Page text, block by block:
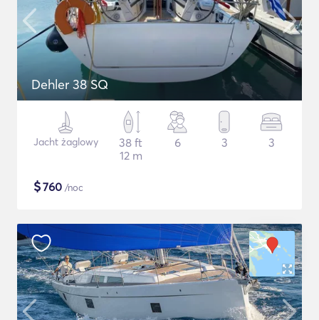
Dehler 38 SQ
Jacht żaglowy
38 ft
12 m
6 3 3
$760 /noc